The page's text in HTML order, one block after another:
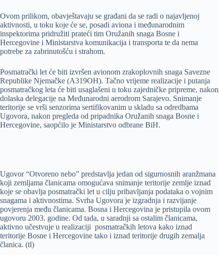
Ovom prilikom, obavještavaju se građani da se radi o najavlјenoj
aktivnosti, u toku koje će se, posadi aviona i međunarodnim
inspektorima pridružiti prateći tim Oružanih snaga Bosne i
Hercegovine i Ministarstva komunikacija i transporta te da nema
potrebe za zabrinutošću i strahom.
Posmatrački let će biti izvršen avionom zrakoplovnih snaga Savezne
Republike Nјemačke (A319OH). Tačno vrijeme realizacije i putanja
posmatračkog leta će biti usaglašeni u toku zajedničke pripreme, nakon
dolaska delegacije na Međunarodni aerodrom Sarajevo. Snimanje
teritorije se vrši senzorima sertifikovanim u skladu sa odredbama
Ugovora, nakon pregleda od pripadnika Oružanih snaga Bosne i
Hercegovine, saopćilo je Ministarstvo odbrane BiH.
Ugovor “Otvoreno nebo” predstavlјa jedan od sigurnosnih aranžmana
koji zemlјama članicama omogućava snimanje teritorije zemlјe iznad
koje se obavlјa posmatrački let u cilјu pribavlјanja podataka o vojnim
snagama i aktivnostima. Svrha Ugovora je izgradnja i razvijanje
povjerenja među članicama. Bosna i Hercegovina je pristupila ovom
ugovoru 2003. godine. Od tada, u saradnji sa ostalim članicama,
aktivno učestvuje u realizaciji posmatračkih letova kako iznad
teritorije Bosne i Hercegovine tako i iznad teritorije drugih zemalјa
članica. (tl)